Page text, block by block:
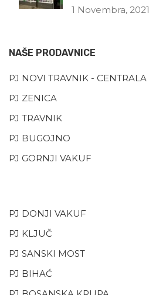
1 Novembra, 2021
NAŠE PRODAVNICE
PJ NOVI TRAVNIK - CENTRALA
PJ ZENICA
PJ TRAVNIK
PJ BUGOJNO
PJ GORNJI VAKUF
PJ DONJI VAKUF
PJ KLJUČ
PJ SANSKI MOST
PJ BIHAĆ